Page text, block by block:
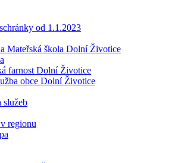
od 1.1.2023
Mateřská škola Dolní Životice
farnost Dolní Životice
obce Dolní Životice
služeb
regionu